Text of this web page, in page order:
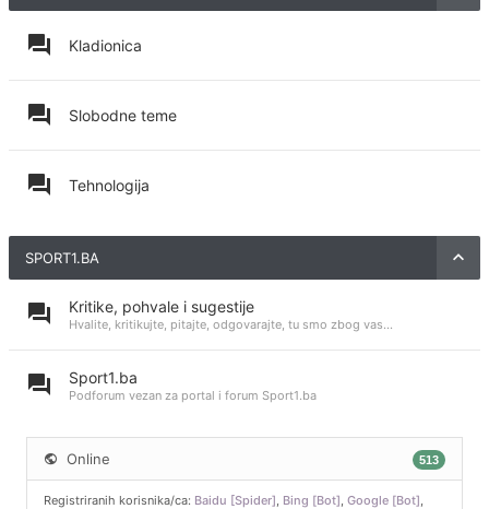
Kladionica
Slobodne teme
Tehnologija
SPORT1.BA
Kritike, pohvale i sugestije
Hvalite, kritikujte, pitajte, odgovarajte, tu smo zbog vas...
Sport1.ba
Podforum vezan za portal i forum Sport1.ba
Online 513
Registriranih korisnika/ca: Baidu [Spider], Bing [Bot], Google [Bot],